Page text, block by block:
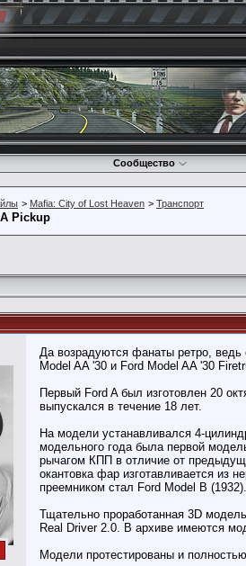
Сообщество
> Mafia: City of Lost Heaven > Транспорт
Pickup
Да возрадуются фанаты ретро,
Model AA '30 и Ford Model AA '30
Первый Ford A был изготовлен 20
выпускался в течение 18 лет.
На модели устанавливался 4-
модельного года была первой
рычагом КПП в отличие от
окантовка фар изготавливается из
преемником стал Ford Model B (1932).
Тщательно проработанная 3D
Real Driver 2.0. В архиве имеются
Модели протестированы и